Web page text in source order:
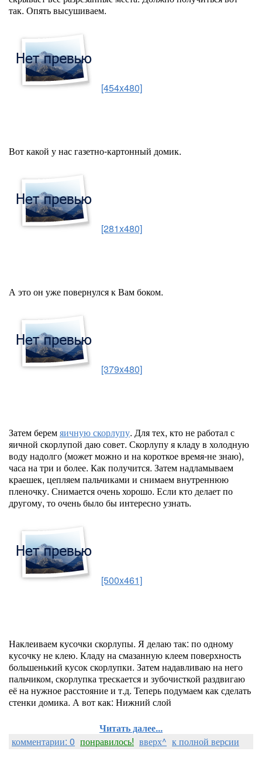
так. Опять высушиваем.
[454x480]
Вот какой у нас газетно-картонный домик.
[281x480]
А это он уже повернулся к Вам боком.
[379x480]
Затем беремяичную скорлупу. Для тех, кто не работал с
яичной скорлупой даю совет. Скорлупу я кладу в холодную
воду надолго (может можно и на короткое время-не знаю),
часа на три и более. Как получится. Затем надламываем
краешек, цепляем пальчиками и снимаем внутреннюю
пленочку. Снимается очень хорошо. Если кто делает по
другому, то очень было бы интересно узнать.
[500x461]
Наклеиваем кусочки скорлупы. Я делаю так: по одному
кусочку не клею. Кладу на смазанную клеем поверхность
большенький кусок скорлупки. Затем надавливаю на него
пальчиком, скорлупка трескается и зубочисткой раздвигаю
её на нужное расстояние и т.д. Теперь подумаем как сделать
стенки домика. А вот как: Нижний слой
Читать далее...
комментарии: 0 понравилось! вверх^ к полной версии